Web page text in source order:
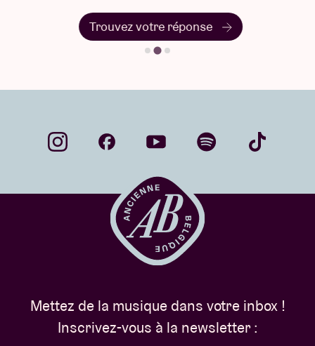
Trouvez votre réponse
Mettez de la musique dans votre inbox !
Inscrivez-vous à la newsletter :